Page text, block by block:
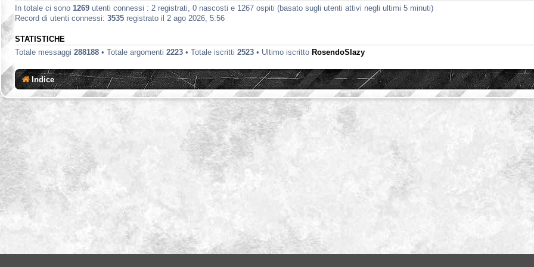
In totale ci sono 1269 utenti connessi : 2 registrati, 0 nascosti e 1267 ospiti (basato sugli utenti attivi negli ultimi 5 minuti)
Record di utenti connessi: 3535 registrato il 2 ago 2026, 5:56
STATISTICHE
Totale messaggi 288188 • Totale argomenti 2223 • Totale iscritti 2523 • Ultimo iscritto RosendoSlazy
Indice